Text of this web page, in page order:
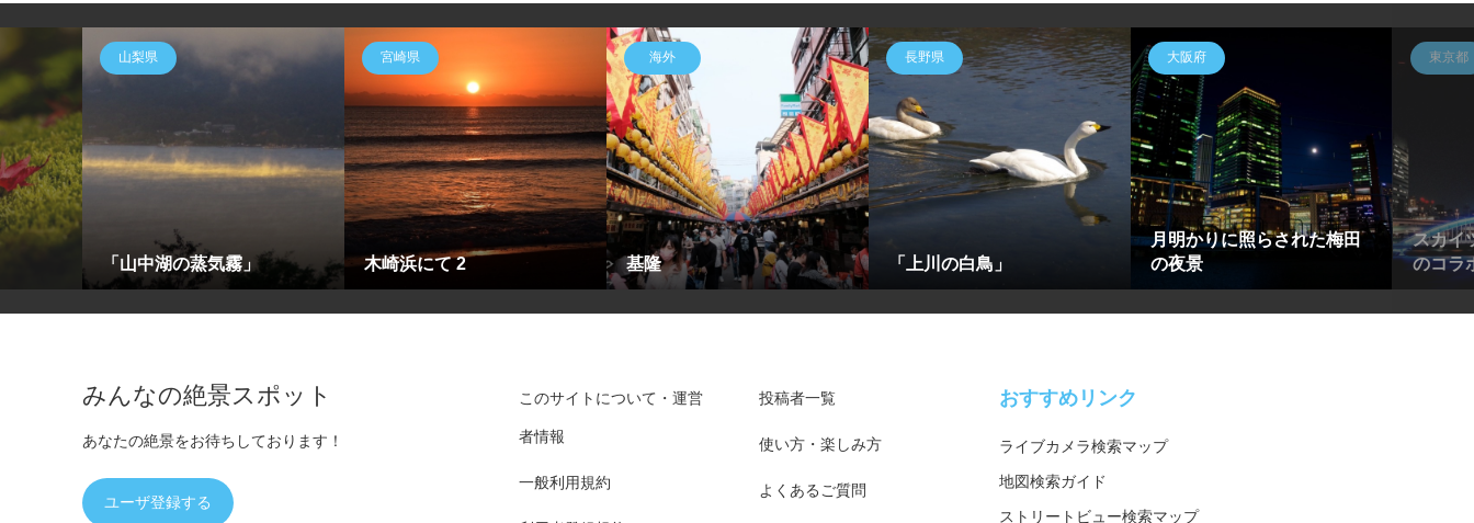
山梨県
「山中湖の蒸気霧」
宮崎県
木崎浜にて 2
海外
基隆
長野県
「上川の白鳥」
大阪府
月明かりに照らされた梅田
の夜景
東京都
スカイ
のコラ
みんなの絶景スポット
あなたの絶景をお待ちしております！
ユーザ登録する
このサイトについて・運営
者情報
一般利用規約
投稿者一覧
使い方・楽しみ方
よくあるご質問
おすすめリンク
ライブカメラ検索マップ
地図検索ガイド
ストリートビュー検索マップ